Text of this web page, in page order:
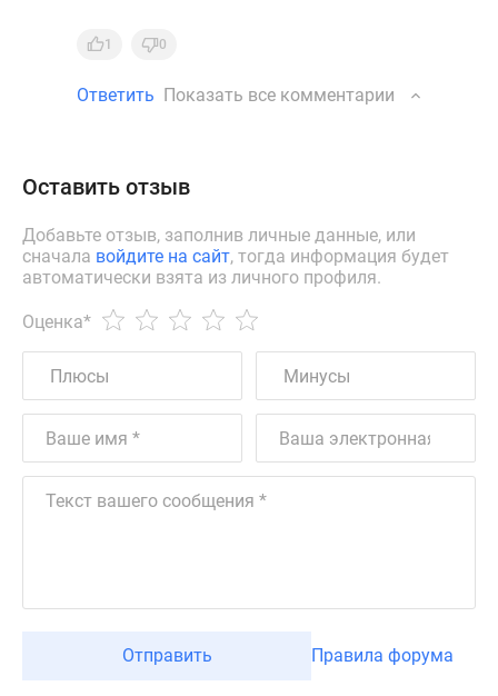
1 0
Ответить Показать все комментарии
Оставить отзыв
Добавьте отзыв, заполнив личные данные, или
сначала войдите на сайт, тогда информация будет
автоматически взята из личного профиля.
Оценка*
Отправить Правила форума